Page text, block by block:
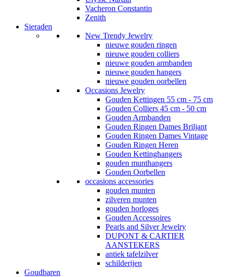
Vacheron Constantin
Zenith
Sieraden
New Trendy Jewelry
nieuwe gouden ringen
nieuwe gouden colliers
nieuwe gouden armbanden
nieuwe gouden hangers
nieuwe gouden oorbellen
Occasions Jewelry
Gouden Kettingen 55 cm - 75 cm
Gouden Colliers 45 cm - 50 cm
Gouden Armbanden
Gouden Ringen Dames Briljant
Gouden Ringen Dames Vintage
Gouden Ringen Heren
Gouden Kettinghangers
gouden munthangers
Gouden Oorbellen
occasions accessories
gouden munten
zilveren munten
gouden horloges
Gouden Accessoires
Pearls and Silver Jewelry
DUPONT & CARTIER
AANSTEKERS
antiek tafelzilver
schilderijen
Goudbaren